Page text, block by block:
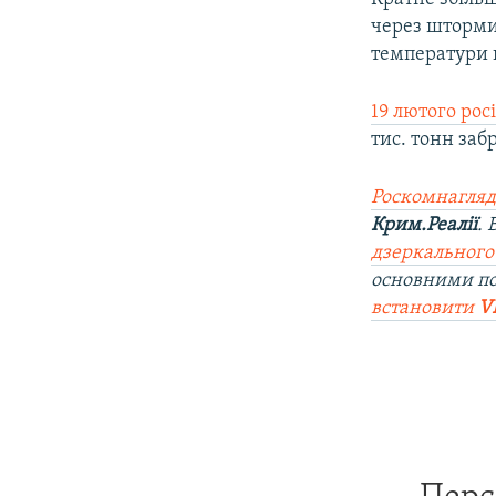
через
температури
19 лютого
тис. тонн
Крим.Реалії.
основними
встановити